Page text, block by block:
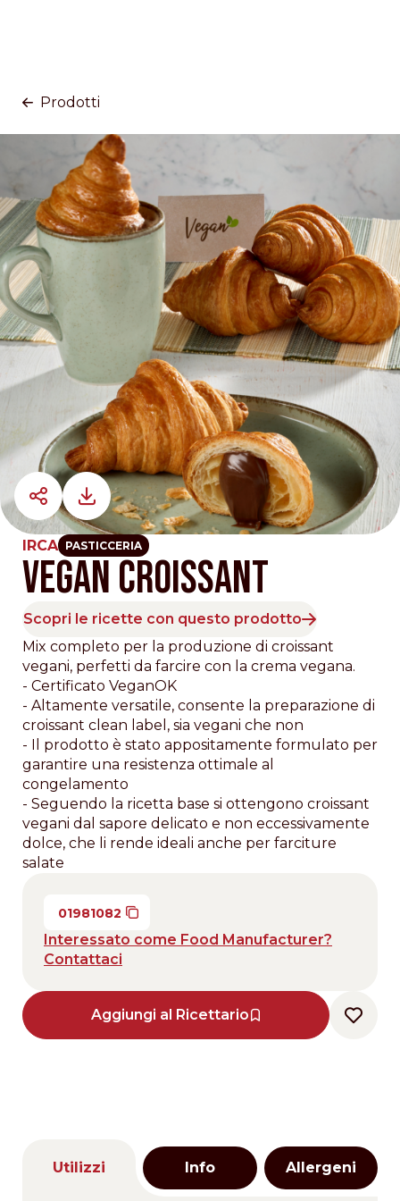
Prodotti
IRCA PASTICCERIA
VEGAN CROISSANT
Scopri le ricette con questo prodotto
Mix completo per la produzione di croissant
vegani, perfetti da farcire con la crema vegana.
- Certificato VeganOK
- Altamente versatile, consente la preparazione di
croissant clean label, sia vegani che non
- Il prodotto è stato appositamente formulato per
garantire una resistenza ottimale al
congelamento
- Seguendo la ricetta base si ottengono croissant
vegani dal sapore delicato e non eccessivamente
dolce, che li rende ideali anche per farciture
salate
01981082
Interessato come Food Manufacturer?
Contattaci
Aggiungi al Ricettario
Utilizzi Info Allergeni